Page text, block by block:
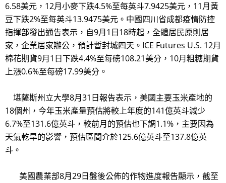
6.58美元，12月小麥下跌4.5%至每英斗7.9425美元，11月黃
豆下跌2%至每英斗13.9475美元。中國四川省成都疫情防控
指揮部發出通告表示，自9月1日18時起，全體居民原則居
家，企業居家辦公，預計暫封城四天。ICE Futures U.S. 12月
棉花期貨9月1日下跌4.4%至每磅108.21美分，10月粗糖期貨
上漲0.6%至每磅17.99美分。
堪薩斯州立大學8月31日報告表示，美國主要玉米產地的
18個州，今年玉米產量預估將較上年度的141億英斗減少
6.7%至131.6億英斗，較前月的預估也下調1.1%，主要因為
天氣乾旱的影響，預估區間介於125.6億英斗至137.8億英
斗。
美國農業部8月29日盤後公佈的作物進度報告顯示，截至